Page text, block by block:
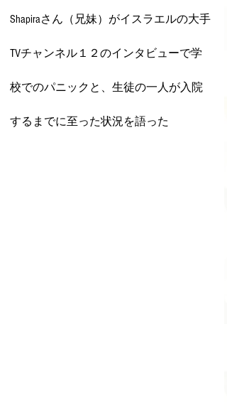
Shapiraさん（兄妹）がイスラエルの大手
TVチャンネル１２のインタビューで学
校でのパニックと、生徒の一人が入院
するまでに至った状況を語った